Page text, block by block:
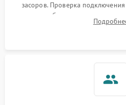
засоров. Проверка
жалоб на отсутствие
разбрызгивателей или